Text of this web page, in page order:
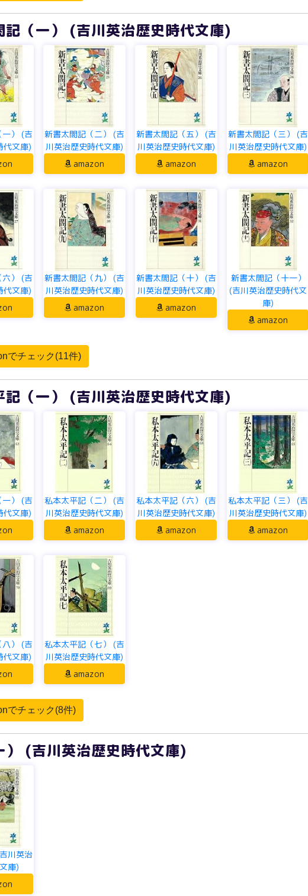
記（一） (吉川英治歴史時代文庫)
） (吉
代文庫)
新書太閤記（二） (吉
川英治歴史時代文庫)
amazon
新書太閤記（五） (吉
川英治歴史時代文庫)
amazon
新書太閤記（三） (吉
川英治歴史時代文庫)
amazon
） (吉
代文庫)
新書太閤記（九） (吉
川英治歴史時代文庫)
amazon
新書太閤記（十） (吉
川英治歴史時代文庫)
amazon
新書太閤記（十一）
(吉川英治歴史時代文
庫)
amazon
でチェック(11件)
記（一） (吉川英治歴史時代文庫)
） (吉
代文庫)
私本太平記（二） (吉
川英治歴史時代文庫)
amazon
私本太平記（六） (吉
川英治歴史時代文庫)
amazon
私本太平記（三） (吉
川英治歴史時代文庫)
amazon
） (吉
代文庫)
私本太平記（七） (吉
川英治歴史時代文庫)
amazon
でチェック(8件)
） (吉川英治歴史時代文庫)
川英治
庫)